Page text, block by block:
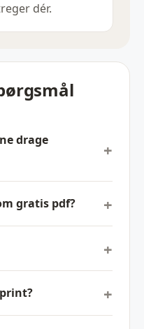
dér.
drage
gratis pdf?